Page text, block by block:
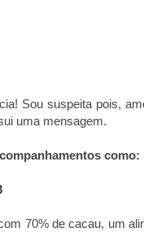
Sou suspeita pois,
uma mensagem.
como:
70% de cacau, um